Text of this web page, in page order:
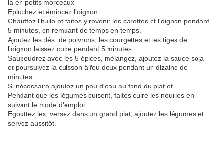
la en petits morceaux
Epluchez et émincez l'oignon
Chauffez l'huile et faites y revenir les carottes et l'oignon pendant
5 minutes, en remuant de temps en temps.
Ajoutez les dés de poivrons, les courgettes et les tiges de
l'oignon laissez cuire pendant 5 minutes.
Saupoudrez avec les 5 épices, mélangez, ajoutez la sauce soja
et poursuivez la cuisson à feu doux pendant un dizaine de
minutes
Si nécessaire ajoutez un peu d'eau au fond du plat et
Pendant que les légumes cuisent, faites cuire les nouilles en
suivant le mode d'emploi.
Egouttez les, versez dans un grand plat, ajoutez les légumes et
servez aussitôt.